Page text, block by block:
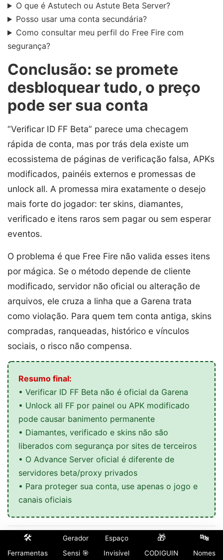
O que é Astutech ou Astute Beta Server?
Posso usar uma conta secundária?
Como consultar meu perfil do Free Fire com
segurança?
Conclusão: se promete
desbloquear tudo, o preço
pode ser sua conta
“Verificar ID FF Beta” parece uma checagem
rápida de conta, mas por trás dela existe um
ecossistema de páginas de verificação falsa, APKs
modificados, painéis externos e promessas de
unlock all. A promessa mira exatamente o desejo
mais forte do jogador: ter skins, diamantes,
verificado e itens raros sem pagar ou sem esperar
eventos.
O problema é que Free Fire não valida esses itens
por mágica. Se o método depende de cliente
modificado, servidor não oficial ou alteração de
arquivos, ele cruza a linha que a Garena trata
como violação. Para quem tem conta antiga, skins
compradas, ranqueadas, histórico e vínculos
sociais, o risco não compensa.
Resumo final:
• Verificar ID FF Beta não é oficial da Garena
• Unlock all FF por painel ou APK modificado
pode causar banimento permanente
• Diamantes, verificado e skins não são
liberados com segurança por sites de terceiros
• O Advance Server oficial é diferente de
servidores beta/proxy privados
• Para proteger sua conta, use apenas o jogo e
canais oficiais
📢 Compartilhe este artigo:
🛠️
Ferramentas
Gerador
Sensi 🎯
Espaço
Invisível
🎁
CODIGUIN
🔤
Nomes